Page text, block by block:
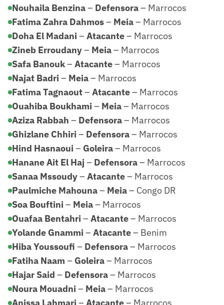
Nouhaila Benzina– Defensora– Marrocos
Fatima Zahra Dahmos– Meia– Marrocos
Doha El Madani – Atacante– Marrocos
Zineb Erroudany– Meia– Marrocos
Safa Banouk– Atacante– Marrocos
Najat Badri – Meia– Marrocos
Fatima Tagnaout– Atacante– Marrocos
Ouahiba Boukhami – Meia– Marrocos
Aziza Rabbah – Defensora– Marrocos
Ghizlane Chhiri – Defensora– Marrocos
Hind Hasnaoui – Goleira– Marrocos
Hanane Ait El Haj – Defensora– Marrocos
Sanaa Mssoudy– Atacante– Marrocos
Paulmiche Mahouna– Meia– Congo DR
Soa Bouftini – Meia– Marrocos
Ouafaa Bentahri – Atacante– Marrocos
Yolande Gnammi – Atacante– Benim
Hiba Youssoufi – Defensora– Marrocos
Fatiha Naam – Goleira– Marrocos
Hajar Said – Defensora– Marrocos
Noura Mouadni – Meia– Marrocos